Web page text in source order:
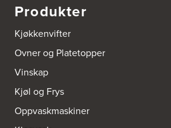
Bjerks Trevarefabrikk AS
4325 Sandnes
Bjørnådal AS
Nordahl Griegsgt 8
8624 Mo I Rana
Tel.:+47 751 53 000
Produkter
Kjøkkenvifter
Ovner og Platetopper
Vinskap
Kjøl og Frys
Oppvaskmaskiner